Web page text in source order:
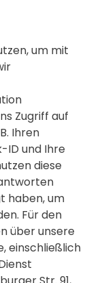
um mit
Zugriff auf
Ihren
ID und Ihre
diese
haben, um
Für den
über unsere
einschließlich